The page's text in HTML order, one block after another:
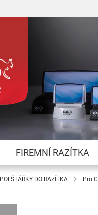
FIREMNÍ RAZÍTKA
POLŠTÁŘKY DO RAZÍTKA Pro